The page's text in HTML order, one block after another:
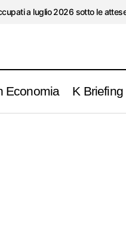
a luglio 2026 sotto le
Economia K Briefing